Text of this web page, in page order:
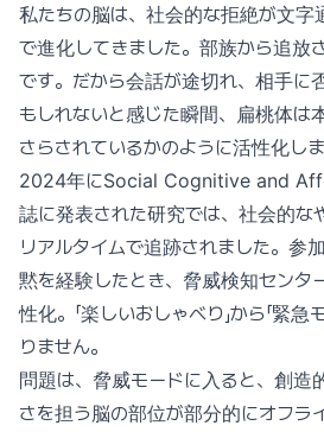
私たちの脳は、社会的な拒絶が文字
で進化してきました。部族から追放
です。だから会話が途切れ、相手に
もしれないと感じた瞬間、扁桃体は
さらされているかのように活性化しま
2024年にSocial Cognitive and
誌に発表された研究では、社会的な
リアルタイムで追跡されました。参
黙を経験したとき、脅威検知センタ
性化。「楽しいおしゃべり」から「緊急
りません。
問題は、脅威モードに入ると、創造
さを担う脳の部位が部分的にオフラ